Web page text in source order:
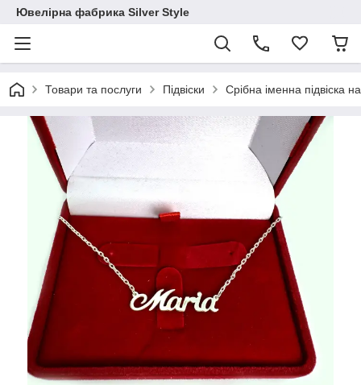
Ювелірна фабрика Silver Style
Товари та послуги Підвіски Срібна іменна підвіска